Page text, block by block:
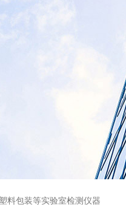
料包装等实验室检测仪器